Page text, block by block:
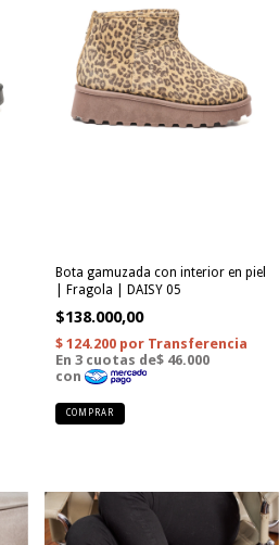
Bota gamuzada con interior en piel
| Fragola | DAISY 05
$138.000,00
COMPRAR